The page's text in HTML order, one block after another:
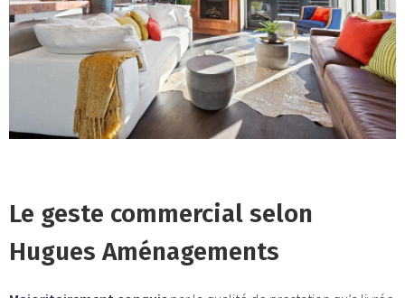
Le geste commercial selon
Hugues Aménagements